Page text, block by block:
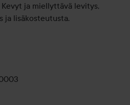
ja miellyttävä levitys,
ja lisäkosteutusta.